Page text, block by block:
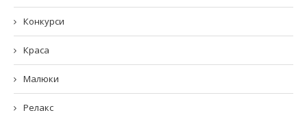
Конкурси
Краса
Малюки
Релакс